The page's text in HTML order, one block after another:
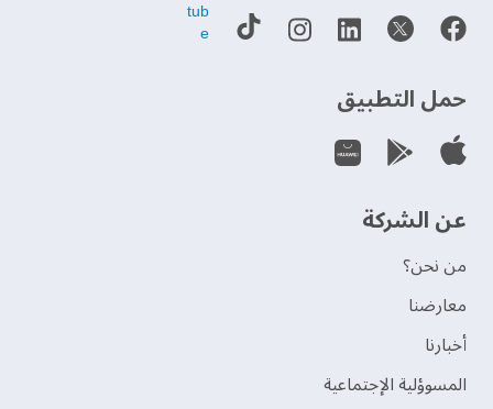
حمل التطبيق
عن الشركة
من نحن؟
‫معارضنا‬
‫أخبارنا‬
المسوؤلية الإجتماعية